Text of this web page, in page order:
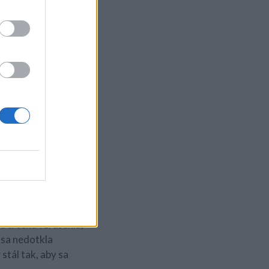
časť lyžice
a nechajte ju
Počas toho sa
trošku vzrušenia,
nedotkla
tak, aby sa